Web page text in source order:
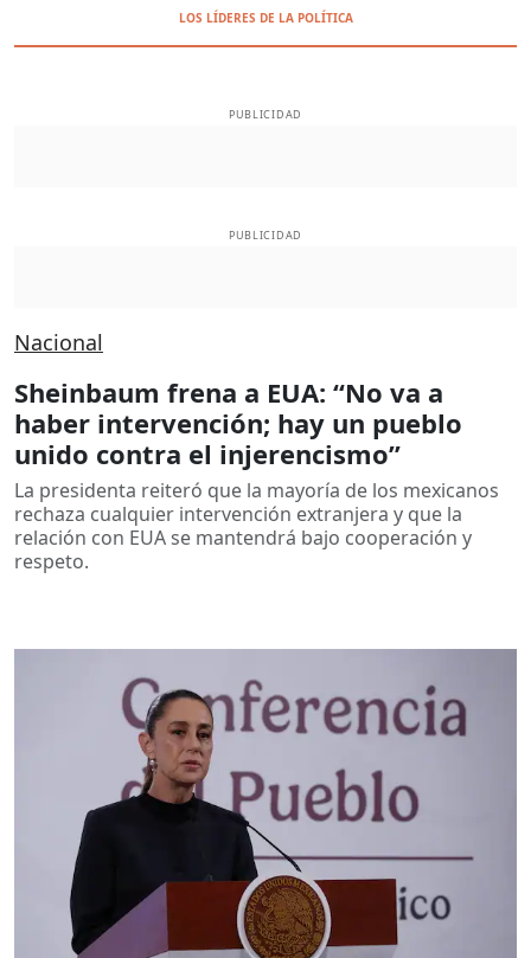
LOS LÍDERES DE LA POLÍTICA
PUBLICIDAD
PUBLICIDAD
Nacional
Sheinbaum frena a EUA: “No va a
haber intervención; hay un pueblo
unido contra el injerencismo”
La presidenta reiteró que la mayoría de los mexicanos
rechaza cualquier intervención extranjera y que la
relación con EUA se mantendrá bajo cooperación y
respeto.